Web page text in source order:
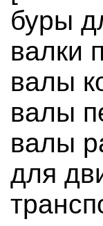
буры
валки
валы
валы
валы
для